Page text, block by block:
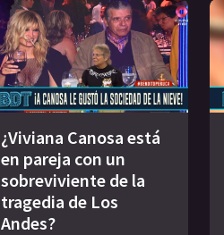
¿Viviana Canosa está
en pareja con un
sobreviviente de la
tragedia de Los
Andes?